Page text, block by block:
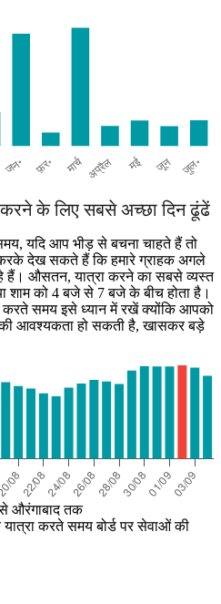
करने के लिए सबसे अच्छा दिन ढूंढें
यदि आप भीड़ से बचना चाहते हैं तो
देख सकते हैं कि हमारे ग्राहक अगले
हैं। औसतन, यात्रा करने का सबसे व्यस्त
को 4 बजे से 7 बजे के बीच होता है।
करते समय इसे ध्यान में रखें क्योंकि आपको
आवश्यकता हो सकती है, खासकर बड़े
औरंगाबाद तक
यात्रा करते समय बोर्ड पर सेवाओं की